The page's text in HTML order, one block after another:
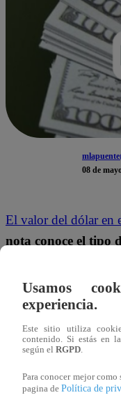
08 de
El valor del dólar en
nota conoce el tipo
cambio en Perú, la
¿CUÁL ES
cotizó para hoy,
Usamos
experiencia.
Este sitio utiliza
contenido. Si estás en la
según el RGPD.
Para conocer mejor
pagina de Política de